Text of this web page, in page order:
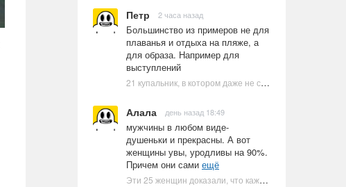
Петр 2 часа назад
Большинство из примеров не для
плаванья и отдыха на пляже, а
для образа. Например для
выступлений
21 купальник, в котором даже не стоит пытаться плавать
Алала день назад 18:49
мужчины в любом виде-
душеньки и прекрасны. А вот
женщины увы, уродливы на 90%.
Причем они сами ещё
Эти 25 женщин доказали, что каждое тело имеет право быть в бикини